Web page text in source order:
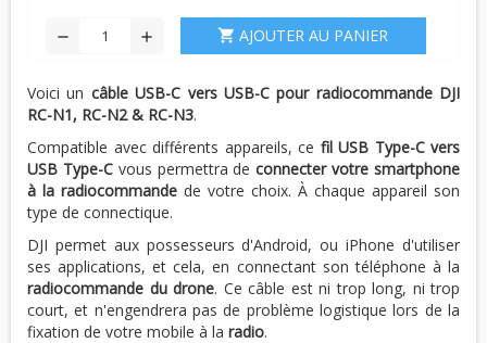
remove add shopping_cart AJOUTER AU PANIER
Voici un câble USB-C vers USB-C pour radiocommande DJI
RC-N1, RC-N2 & RC-N3.
Compatible avec différents appareils, ce fil USB Type-C vers
USB Type-Cvous permettra deconnecter votre smartphone
à la radiocommande de votre choix. À chaque appareil son
type de connectique.
DJI permet aux possesseurs d'Android, ou iPhone d'utiliser
ses applications, et cela, en connectant son téléphone à la
radiocommande du drone. Ce câble est ni trop long, ni trop
court, et n'engendrera pas de problème logistique lors de la
fixation de votre mobile à la radio.